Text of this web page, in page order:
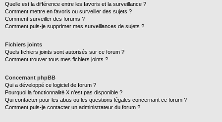
Quelle est la différence entre les favoris et la surveillance ?
Comment mettre en favoris ou surveiller des sujets ?
Comment surveiller des forums ?
Comment puis-je supprimer mes surveillances de sujets ?
Fichiers joints
Quels fichiers joints sont autorisés sur ce forum ?
Comment trouver tous mes fichiers joints ?
Concernant phpBB
Qui a développé ce logiciel de forum ?
Pourquoi la fonctionnalité X n’est pas disponible ?
Qui contacter pour les abus ou les questions légales concernant ce forum ?
Comment puis-je contacter un administrateur du forum ?